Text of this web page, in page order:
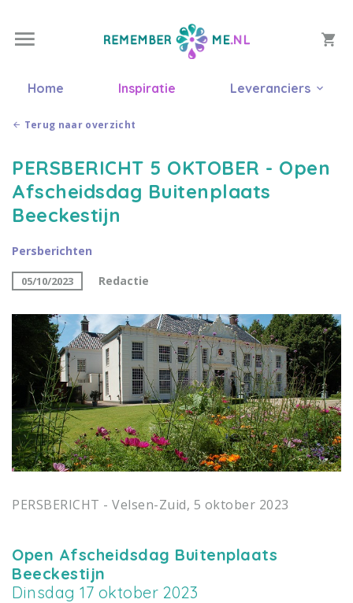
Home Inspiratie Leveranciers
Terug naar overzicht
PERSBERICHT 5 OKTOBER - Open
Afscheidsdag Buitenplaats
Beeckestijn
Persberichten
05/10/2023 Redactie
PERSBERICHT - Velsen-Zuid, 5 oktober 2023
Open Afscheidsdag Buitenplaats
Beeckestijn
Dinsdag 17 oktober 2023